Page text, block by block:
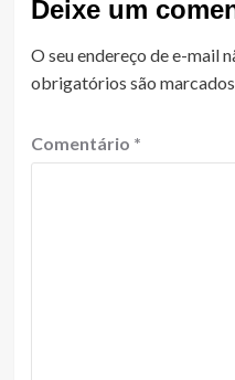
Deixe um
O seu endereço de e-mail
obrigatórios são
Comentário *